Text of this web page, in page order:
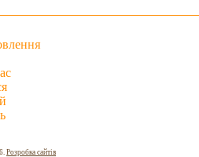
Розробка сайтів